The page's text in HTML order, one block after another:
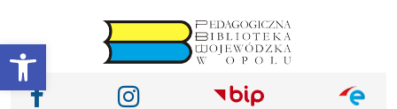
Otwórz pasek narzędzi
Nasze media społecznościowe i inne
Facebook Instagram